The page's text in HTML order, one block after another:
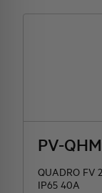
PV-
QUADRO FV
IP65 40A